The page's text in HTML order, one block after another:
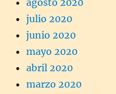
agosto 2020
julio 2020
junio 2020
mayo 2020
abril 2020
marzo 2020